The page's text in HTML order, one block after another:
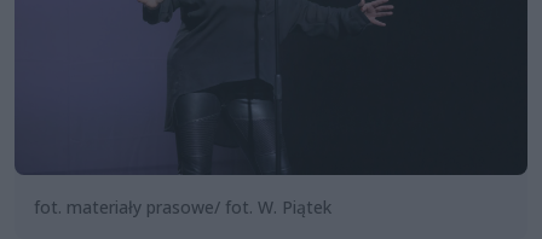
fot. materiały prasowe/ fot. W. Piątek